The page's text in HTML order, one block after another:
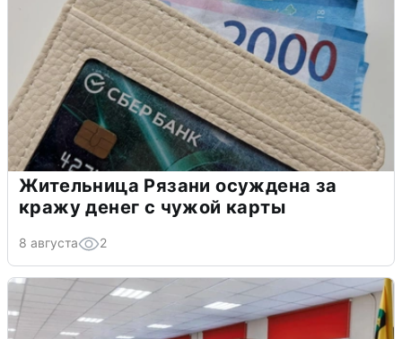
Жительница Рязани осуждена за
кражу денег с чужой карты
8 августа 2